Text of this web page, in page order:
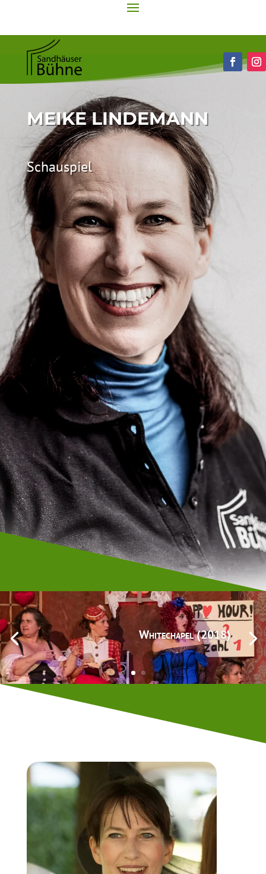
MEIKE LINDEMANN
Schauspiel
Whitechapel (2018)